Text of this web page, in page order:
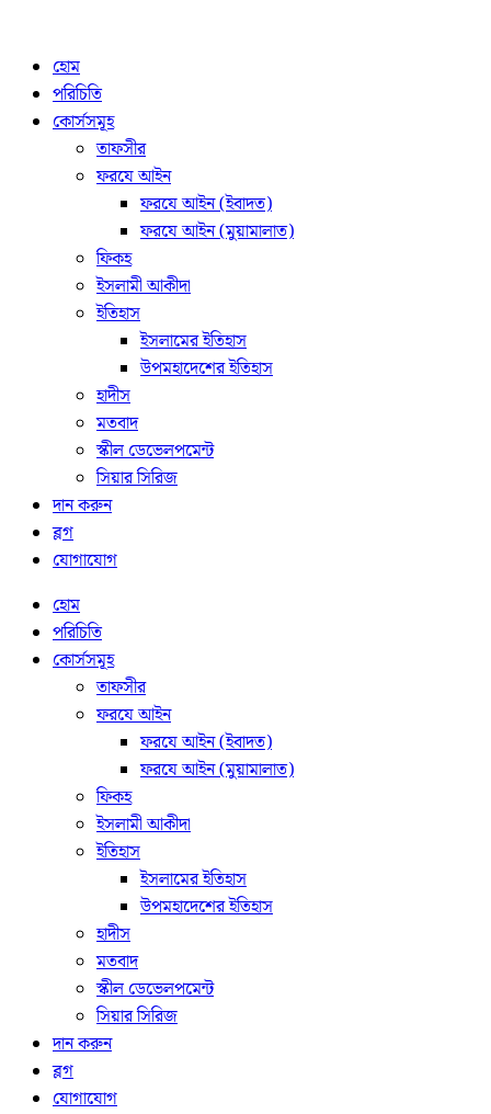
হোম
পরিচিতি
কোর্সসমূহ
তাফসীর
ফরযে আইন
ফরযে আইন (ইবাদত)
ফরযে আইন (মুয়ামালাত)
ফিকহ
ইসলামী আকীদা
ইতিহাস
ইসলামের ইতিহাস
উপমহাদেশের ইতিহাস
হাদীস
মতবাদ
স্কীল ডেভেলপমেন্ট
সিয়ার সিরিজ
দান করুন
ব্লগ
যোগাযোগ
হোম
পরিচিতি
কোর্সসমূহ
তাফসীর
ফরযে আইন
ফরযে আইন (ইবাদত)
ফরযে আইন (মুয়ামালাত)
ফিকহ
ইসলামী আকীদা
ইতিহাস
ইসলামের ইতিহাস
উপমহাদেশের ইতিহাস
হাদীস
মতবাদ
স্কীল ডেভেলপমেন্ট
সিয়ার সিরিজ
দান করুন
ব্লগ
যোগাযোগ